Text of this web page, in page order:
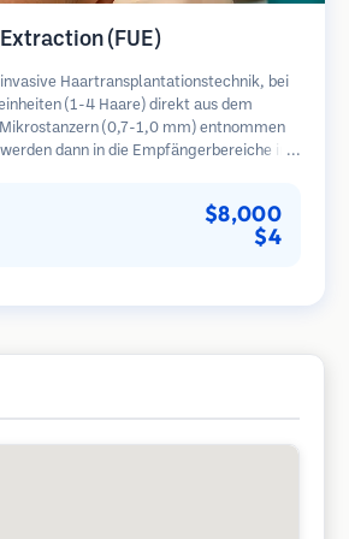
(FUE)
Haartransplantationstechnik, bei
(1-4 Haare) direkt aus dem
(0,7-1,0 mm) entnommen
dann in die Empfängerbereiche in
$8,000
$4